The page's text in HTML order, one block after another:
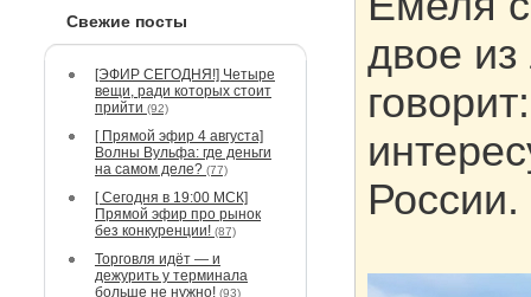
Свежие посты
[ЭФИР СЕГОДНЯ!] Четыре
вещи, ради которых стоит
прийти (92)
[ Прямой эфир 4 августа]
Волны Вульфа: где деньги
на самом деле? (77)
[ Сегодня в 19:00 МСК]
Прямой эфир про рынок
без конкуренции! (87)
Торговля идёт — и
дежурить у терминала
больше не нужно! (93)
двое из
России.